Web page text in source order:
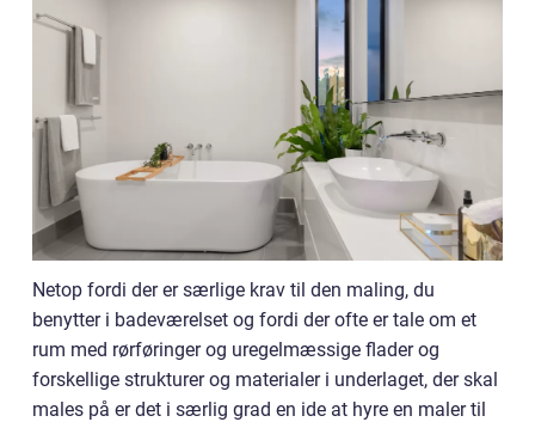
Netop fordi der er særlige krav til den maling, du
benytter i badeværelset og fordi der ofte er tale om et
rum med rørføringer og uregelmæssige flader og
forskellige strukturer og materialer i underlaget, der skal
males på er det i særlig grad en ide at hyre en maler til